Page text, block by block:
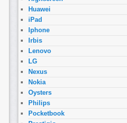
Huawei
iPad
Iphone
Irbis
Lenovo
LG
Nexus
Nokia
Oysters
Philips
Pocketbook